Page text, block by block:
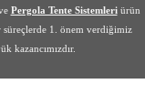
Pergola Tente Sistemleriürün
süreçlerde 1. önem verdiğimiz
kazancımızdır.